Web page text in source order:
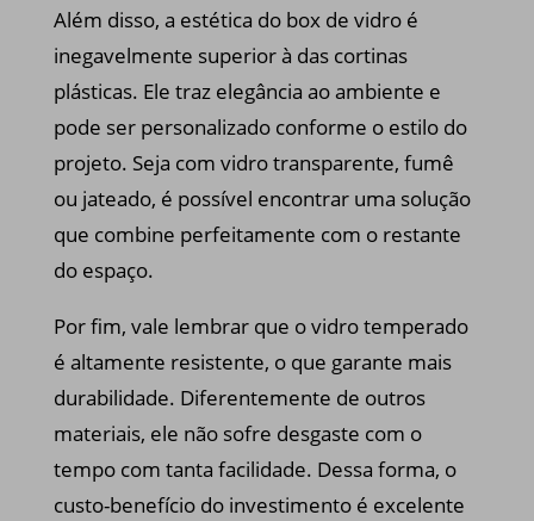
Além disso, a estética do box de vidro é
inegavelmente superior à das cortinas
plásticas. Ele traz elegância ao ambiente e
pode ser personalizado conforme o estilo do
projeto. Seja com vidro transparente, fumê
ou jateado, é possível encontrar uma solução
que combine perfeitamente com o restante
do espaço.
Por fim, vale lembrar que o vidro temperado
é altamente resistente, o que garante mais
durabilidade. Diferentemente de outros
materiais, ele não sofre desgaste com o
tempo com tanta facilidade. Dessa forma, o
custo-benefício do investimento é excelente